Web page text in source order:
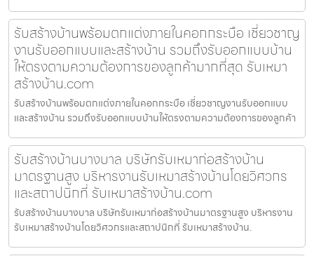
รับสร้างบ้านพร้อมตกแต่งภายในคอกกระบือ เชี่ยวชาญ
งานรับออกแบบและสร้างบ้าน รวมถึงรับออกแบบบ้าน
ให้ตรงตามความต้องการของลูกค้ามากที่สุด รับเหมา
สร้างบ้าน.com
รับสร้างบ้านพร้อมตกแต่งภายในคอกกระบือ เชี่ยวชาญงานรับออกแบบ
และสร้างบ้าน รวมถึงรับออกแบบบ้านให้ตรงตามความต้องการของลูกค้า
รับสร้างบ้านบางบาล บริษัทรับเหมาก่อสร้างบ้าน
มาตรฐานสูง บริหารงานรับเหมาสร้างบ้านโดยวิศวกร
และสถาปนิกที่ รับเหมาสร้างบ้าน.com
รับสร้างบ้านบางบาล บริษัทรับเหมาก่อสร้างบ้านมาตรฐานสูง บริหารงาน
รับเหมาสร้างบ้านโดยวิศวกรและสถาปนิกที่ รับเหมาสร้างบ้าน.